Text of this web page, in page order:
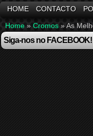
HOME CONTACTO
Home » Cromos »As
Siga-nos no FACEBOOK!